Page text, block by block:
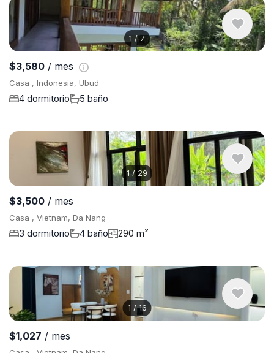
1 /7
$3,580 / mes
Casa , Indonesia, Ubud
4 dormitorio 5 baño
1/ 29
$3,500 / mes
Casa , Vietnam, Da Nang
3 dormitorio 4 baño 290 m²
1 /16
$1,027 / mes